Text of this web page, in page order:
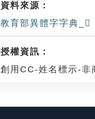
資料來源：
教育部異體字字典_𨽱
授權資訊：
創用CC-姓名標示-非